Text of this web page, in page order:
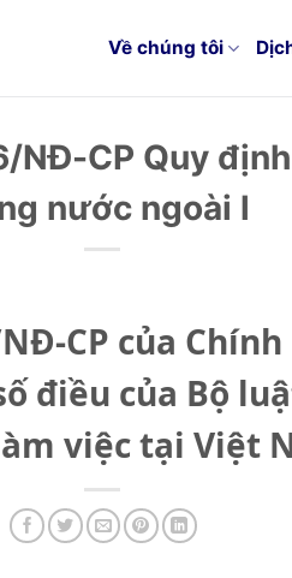
Về chúng tôi
NĐ-CP Quy
nước ngoài l
CP của
điều của Bộ
việc tại Việt